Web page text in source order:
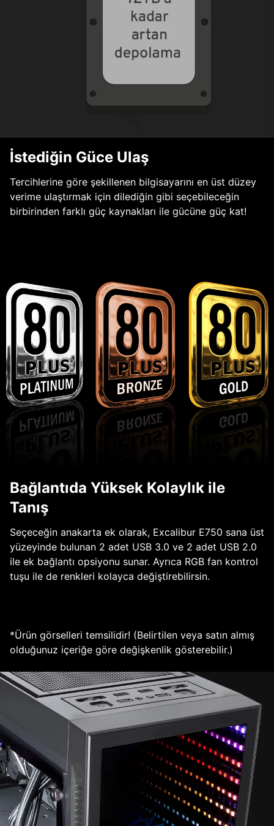
İstediğin Güce Ulaş
Tercihlerine göre şekillenen bilgisayarını en üst düzey
verime ulaştırmak için dilediğin gibi seçebileceğin
birbirinden farklı güç kaynakları ile gücüne güç kat!
Bağlantıda Yüksek Kolaylık ile
Tanış
Seçeceğin anakarta ek olarak, Excalibur E750 sana üst
yüzeyinde bulunan 2 adet USB 3.0 ve 2 adet USB 2.0
ile ek bağlantı opsiyonu sunar. Ayrıca RGB fan kontrol
tuşu ile de renkleri kolayca değiştirebilirsin.
*Ürün görselleri temsilidir! (Belirtilen veya satın almış
olduğunuz içeriğe göre değişkenlik gösterebilir.)